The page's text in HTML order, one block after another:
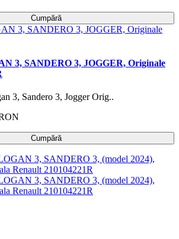
Cumpără
3, SANDERO 3, JOGGER, Originale
3, Sandero 3, Jogger Orig..
Cumpără